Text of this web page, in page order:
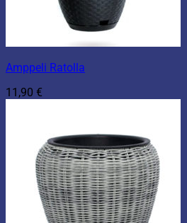
Amppeli Ratolla
11,90 €